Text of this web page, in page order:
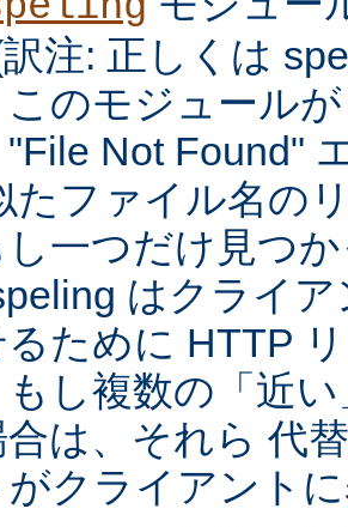
注: 正しくは
このモジュール
"File Not Found"
たファイル名の
一つだけ見つ
はクライ
ために HTTP
もし複数の「近
合は、それら 代
がクライアント